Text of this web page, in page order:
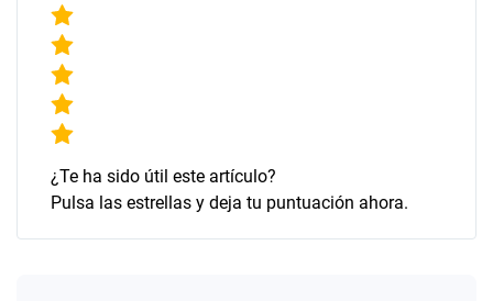
¿Te ha sido útil este artículo?
Pulsa las estrellas y deja tu puntuación ahora.